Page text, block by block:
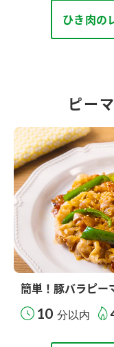
ひき肉の
ピー
簡単！豚バラピー
10 分以内